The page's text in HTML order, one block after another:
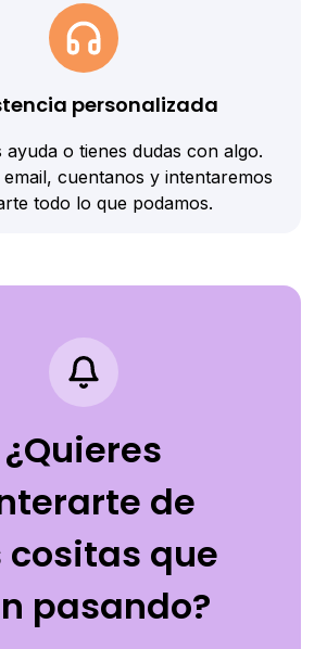
personalizada
ayuda o tienes dudas con algo.
cuentanos y intentaremos
todo lo que podamos.
¿Quieres
de
cositas que
pasando?